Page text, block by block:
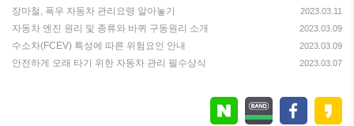
장마철, 폭우 자동차 관리요령 알아놓기 2023.03.11
자동차 엔진 원리 및 종류와 바퀴 구동원리 소개 2023.03.09
수소차(FCEV) 특성에 따른 위험요인 안내 2023.03.09
안전하게 오래 타기 위한 자동차 관리 필수상식 2023.03.07